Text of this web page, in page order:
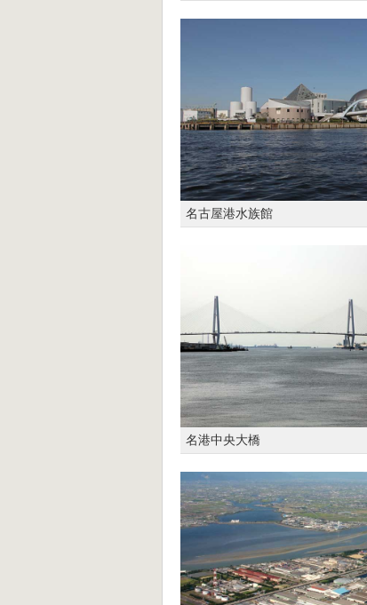
名古屋港水族館
名港中央大橋